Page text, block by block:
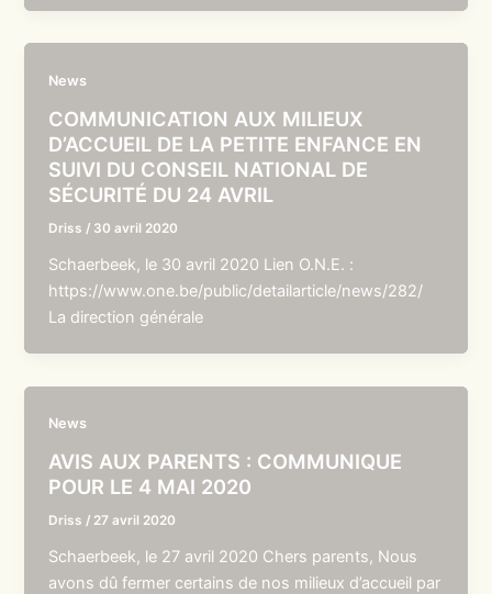
News
COMMUNICATION AUX MILIEUX
D’ACCUEIL DE LA PETITE ENFANCE EN
SUIVI DU CONSEIL NATIONAL DE
SÉCURITÉ DU 24 AVRIL
Driss / 30 avril 2020
Schaerbeek, le 30 avril 2020 Lien O.N.E. :
https://www.one.be/public/detailarticle/news/282/
La direction générale
News
AVIS AUX PARENTS : COMMUNIQUE
POUR LE 4 MAI 2020
Driss / 27 avril 2020
Schaerbeek, le 27 avril 2020 Chers parents, Nous
avons dû fermer certains de nos milieux d’accueil par